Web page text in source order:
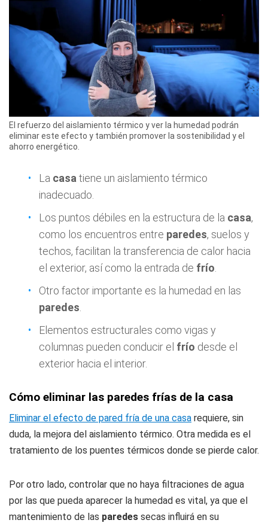
El refuerzo del aislamiento térmico y ver la humedad podrán
eliminar este efecto y también promover la sostenibilidad y el
ahorro energético.
La casa tiene un aislamiento térmico
inadecuado.
Los puntos débiles en la estructura de la casa,
como los encuentros entre paredes, suelos y
techos, facilitan la transferencia de calor hacia
el exterior, así como la entrada de frío
Otro factor importante es la humedad en las
paredes
Elementos estructurales como vigas y
columnas pueden conducir el frío desde el
exterior hacia el interior.
Cómo eliminar las paredes frías de la casa
Eliminar el efecto de pared fría de una casa requiere, sin
duda, la mejora del aislamiento térmico. Otra medida es el
tratamiento de los puentes térmicos donde se pierde calor.
Por otro lado, controlar que no haya filtraciones de agua
por las que pueda aparecer la humedad es vital, ya que el
mantenimiento de las paredes secas influirá en su